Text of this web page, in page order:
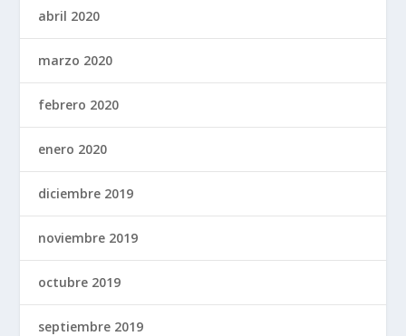
abril 2020
marzo 2020
febrero 2020
enero 2020
diciembre 2019
noviembre 2019
octubre 2019
septiembre 2019